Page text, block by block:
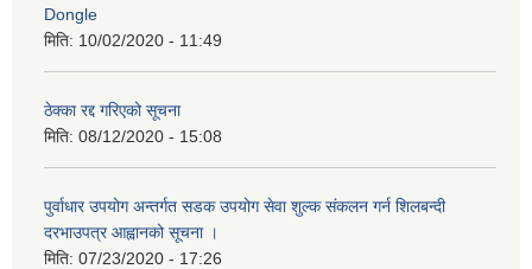
Dongle
मिति: 10/02/2020 - 11:49
ठेक्का रद्द गरिएको सूचना
मिति: 08/12/2020 - 15:08
पुर्वाधार उपयोग अन्तर्गत सडक उपयोग सेवा शुल्क संकलन गर्न शिलबन्दी
दरभाउपत्र आह्वानको सूचना ।
मिति: 07/23/2020 - 17:26